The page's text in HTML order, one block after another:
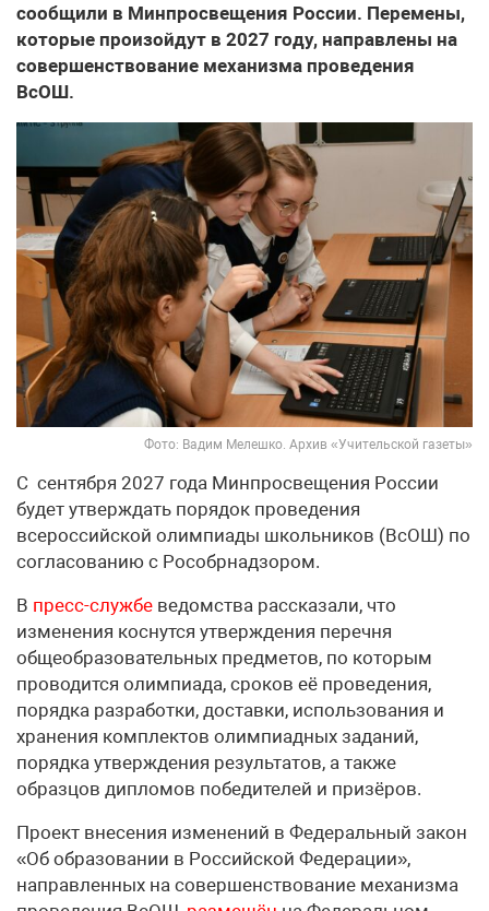
сообщили в Минпросвещения России. Перемены,
которые произойдут в 2027 году, направлены на
совершенствование механизма проведения
ВсОШ.
Фото: Вадим Мелешко. Архив «Учительской газеты»
С сентября 2027 года Минпросвещения России
будет утверждать порядок проведения
всероссийской олимпиады школьников (ВсОШ) по
согласованию с Рособрнадзором.
В пресс-службе ведомства рассказали, что
изменения коснутся утверждения перечня
общеобразовательных предметов, по которым
проводится олимпиада, сроков её проведения,
порядка разработки, доставки, использования и
хранения комплектов олимпиадных заданий,
порядка утверждения результатов, а также
образцов дипломов победителей и призёров.
Проект внесения изменений в Федеральный закон
«Об образовании в Российской Федерации»,
направленных на совершенствование механизма